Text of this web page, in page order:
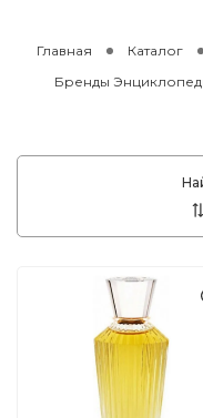
Главная Каталог
Бренды